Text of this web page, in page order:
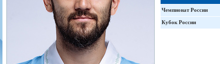
ДокументыМолодежная команда
Календарь
Таблица
Шахматка
Статистика состава
Кубок ФНЛ
Игроки
Ветераны
Стадион "Металлург"
Чемпионат России
Кубок России